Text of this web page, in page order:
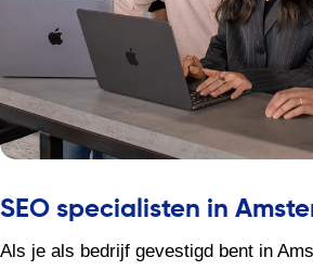
SEO specialisten in
Als je als bedrijf gevestigd bent in